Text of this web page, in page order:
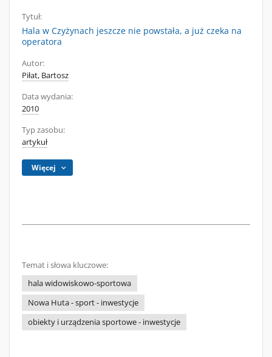
Tytuł:
Hala w Czyżynach jeszcze nie powstała, a już czeka na
operatora
Autor:
Piłat, Bartosz
Data wydania:
2010
Typ zasobu:
artykuł
Więcej
Temat i słowa kluczowe:
hala widowiskowo-sportowa
Nowa Huta - sport - inwestycje
obiekty i urządzenia sportowe - inwestycje